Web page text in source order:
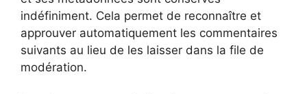
indéfiniment. Cela permet de reconnaître et
approuver automatiquement les commentaires
suivants au lieu de les laisser dans la file de
modération.